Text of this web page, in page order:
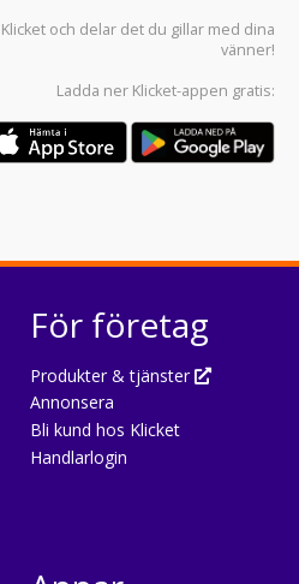
Klicket och delar det du gillar med dina
vänner!
Ladda ner Klicket-appen gratis:
För företag
Produkter & tjänster
Annonsera
Bli kund hos Klicket
Handlarlogin